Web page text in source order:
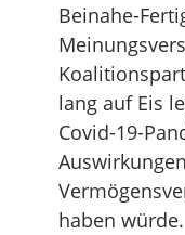
Beinahe-
lang auf Eis
Covid-19-
haben